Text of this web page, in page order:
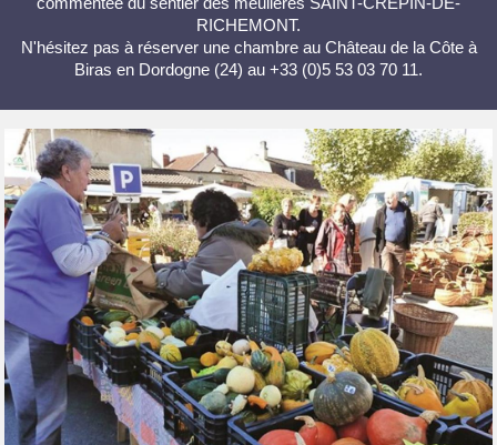
RICHEMONT.
N'hésitez pas à réserver une chambre au Château de la Côte à
Biras en Dordogne (24) au +33 (0)5 53 03 70 11.